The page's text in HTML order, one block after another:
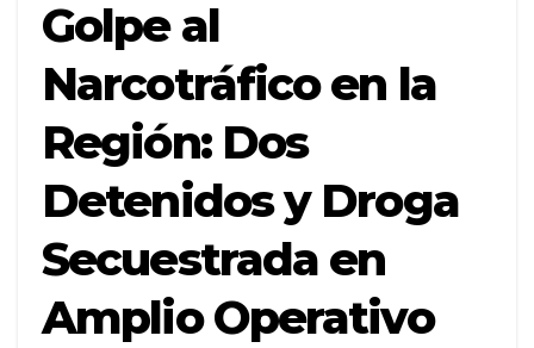
Golpe al
Narcotráfico en la
Región: Dos
Detenidos y Droga
Secuestrada en
Amplio Operativo